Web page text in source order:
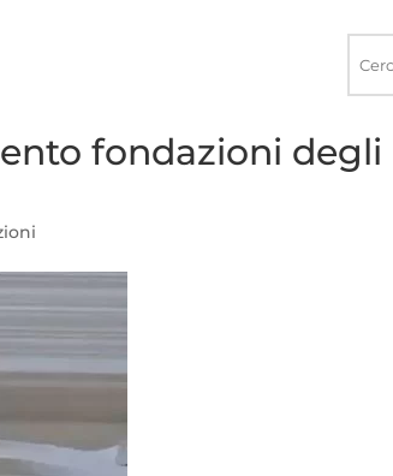
fondazioni degli